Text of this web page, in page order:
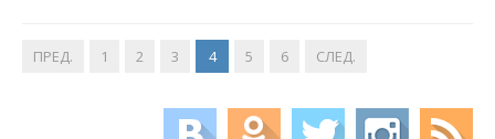
ПРЕД. 1 2 3 4 5 6 СЛЕД.